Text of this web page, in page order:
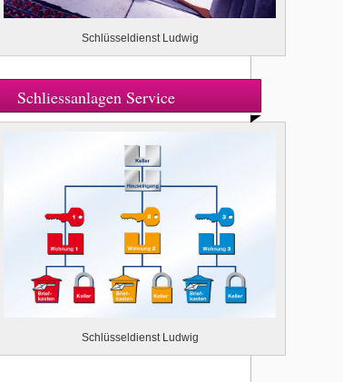
Schlüsseldienst Ludwig
Schliessanlagen Service
Schlüsseldienst Ludwig